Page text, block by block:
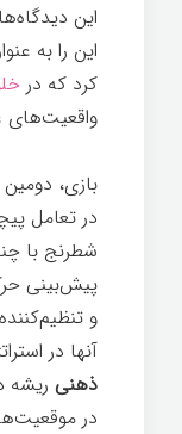
این
این را به
کرد که در
واقعیت‌های
بازی،
در تعامل
شطرنج با
پیش‌بینی
و
آنها در
ذهنی ریشه
در